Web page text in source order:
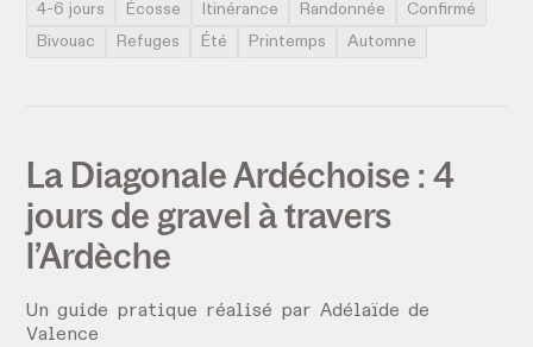
4-6 jours Écosse Itinérance Randonnée
Confirmé
Bivouac
Refuges Été Printemps Automne
La Diagonale Ardéchoise : 4
jours de gravel à travers
l’Ardèche
Un guide pratique réalisé parAdélaïde de
Valence